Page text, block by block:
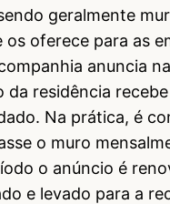
geralmente
os oferece para as
anuncia
da residência
Na prática, é
o muro
o anúncio é
e levado para a